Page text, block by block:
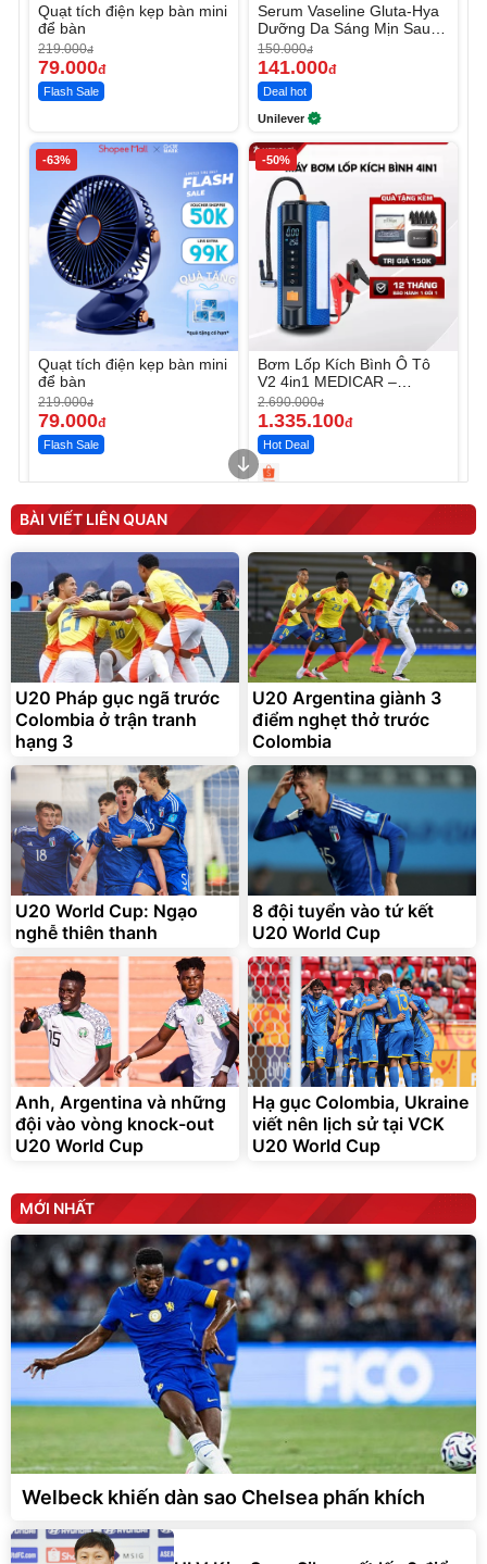
Quạt tích điện kẹp bàn mini
để bàn
219.000đ
79.000đ
Flash Sale
Serum Vaseline Gluta-Hya
Dưỡng Da Sáng Mịn Sau 7
Ngày
150.000đ
141.000đ
Deal hot
Unilever
-63%
Quạt tích điện kẹp bàn mini
để bàn
219.000đ
79.000đ
Flash Sale
-50%
Bơm Lốp Kích Bình Ô Tô
V2 4in1 MEDICAR –
12.000mAh
2.690.000đ
1.335.100đ
Hot Deal
Máy ép chậm trái cây
Elmich JEE 1855OL
3.000.000đ
2.143.650
Flash Sale
Máy rửa xe cầm tay xịt rửa
cao áp có tạo bọt tuyết
399.000đ
Đã bán nhiều
Bạt phủ xe ô tô cao cấp,
tráng nhôm 03 lớp
392.000đ
325.000 đ
Đã bán nhiều
Xe đạp điện trợ lực G-
Force C14 gấp gọn bỏ cốp
tiện lợi
9.900.000
7.092.000 đ
Đang xem nhiều
G-FORCE VIETNA
BÀI VIẾT LIÊN QUAN
U20 Pháp gục ngã trước
Colombia ở trận tranh
hạng 3
U20 Argentina giành 3
điểm nghẹt thở trước
Colombia
U20 World Cup: Ngạo
nghễ thiên thanh
8 đội tuyển vào tứ kết
U20 World Cup
Anh, Argentina và những
đội vào vòng knock-out
U20 World Cup
Hạ gục Colombia, Ukraine
viết nên lịch sử tại VCK
U20 World Cup
MỚI NHẤT
Welbeck khiến dàn sao Chelsea phấn khích